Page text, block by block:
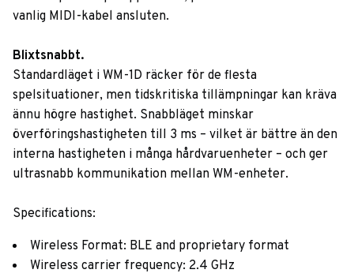
vanlig MIDI-kabel ansluten.
Blixtsnabbt.
Standardläget i WM-1D räcker för de flesta
spelsituationer, men tidskritiska tillämpningar kan kräva
ännu högre hastighet. Snabbläget minskar
överföringshastigheten till 3 ms – vilket är bättre än den
interna hastigheten i många hårdvaruenheter – och ger
ultrasnabb kommunikation mellan WM-enheter.
Specifications:
Wireless Format: BLE and proprietary format
Wireless carrier frequency: 2.4 GHz